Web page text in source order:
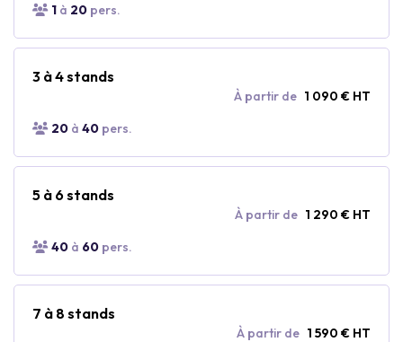
1 à 20 pers.
3 à 4 stands
À partir de 1 090 € HT
20 à 40 pers.
5 à 6 stands
À partir de 1 290 € HT
40 à 60 pers.
7 à 8 stands
À partir de 1 590 € HT